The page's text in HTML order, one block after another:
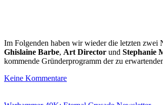
Im Folgenden haben wir wieder die letzten
Ghislaine Barbe, Art Director und Stephanie
kommende Gründerprogramm der zu
Keine Kommentare